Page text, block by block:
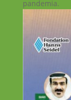
pandemia.